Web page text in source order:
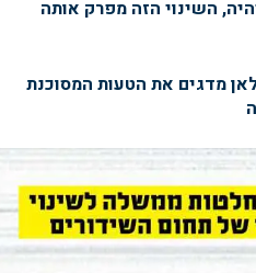
השינוי הזה מפרק אותה
מדגים את הטעות המסוכנת